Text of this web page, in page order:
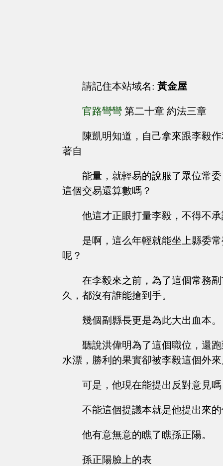
請記住本站域名: 黃金屋
官路彎彎 第二十章 約法三章
陳凱明知道，自己拿來跟李毅
著自
能量，就輕易的說服了眾位常
這個交易還算數嗎？
他這才正眼打量李毅，不得不
是啊，這么年輕就能坐上縣委
呢？
在李毅來之前，為了這個常務
久，都沒有誰能搶到手。
幾個副縣長更是為此大出血本。
聽說洪偉明為了這個職位，還
水漂，勝利的果實卻被李毅這個外
可是，他現在能提出反對意見
不能這個提議本就是他提出來
他有意無意的瞧了瞧孫正陽。
孫正陽臉上的表